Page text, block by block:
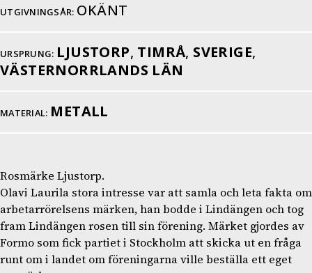
UTGIVNINGSÅR: OKÄNT
URSPRUNG: LJUSTORP, TIMRÅ, SVERIGE,
VÄSTERNORRLANDS LÄN
MATERIAL: METALL
Rosmärke Ljustorp.
Olavi Laurila stora intresse var att samla och leta fakta om
arbetarrörelsens märken, han bodde i Lindängen och tog
fram Lindängen rosen till sin förening. Märket gjordes av
Formo som fick partiet i Stockholm att skicka ut en fråga
runt om i landet om föreningarna ville beställa ett eget